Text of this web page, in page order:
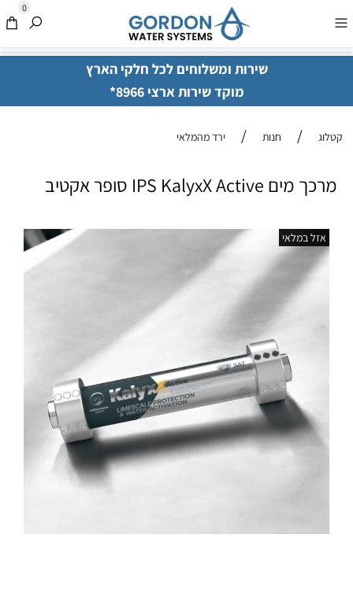
שירות ומשלוחים לכל חלקי הארץ
מוקד שירות ארצי 8966*
0
קטלוג / חנות / ירד מהמלאי
מרכך מים IPS KalyxX Active סופר אקטיב
אזל במלאי